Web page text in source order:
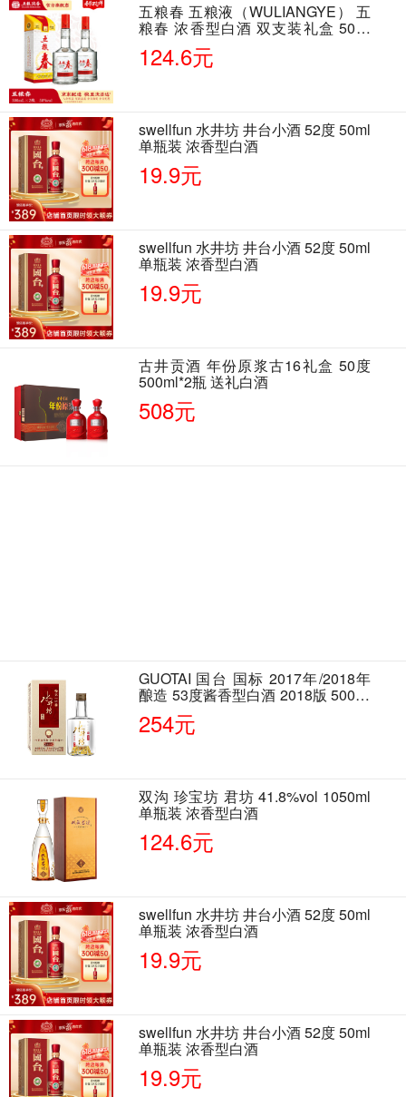
五粮春 五粮液（WULIANGYE） 五
粮春 浓香型白酒 双支装礼盒 50度
500ml*2瓶 含酒具
124.6元
swellfun 水井坊 井台小酒 52度 50ml
单瓶装 浓香型白酒
19.9元
swellfun 水井坊 井台小酒 52度 50ml
单瓶装 浓香型白酒
19.9元
古井贡酒 年份原浆古16礼盒 50度
500ml*2瓶 送礼白酒
508元
GUOTAI 国台 国标 2017年/2018年
酿造 53度酱香型白酒 2018版 500ml
单瓶装
254元
双沟 珍宝坊 君坊 41.8%vol 1050ml
单瓶装 浓香型白酒
124.6元
swellfun 水井坊 井台小酒 52度 50ml
单瓶装 浓香型白酒
19.9元
swellfun 水井坊 井台小酒 52度 50ml
单瓶装 浓香型白酒
19.9元